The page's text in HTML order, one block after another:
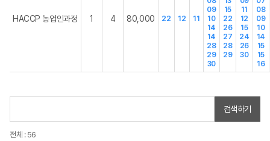
HACCP 농업인과정 1 4 80,000 22 12 11
09
10
14
14
28
29
30
15
22
26
27
28
29
11
12
15
24
26
30
08
09
10
14
15
15
16
전체 : 56
검색하기